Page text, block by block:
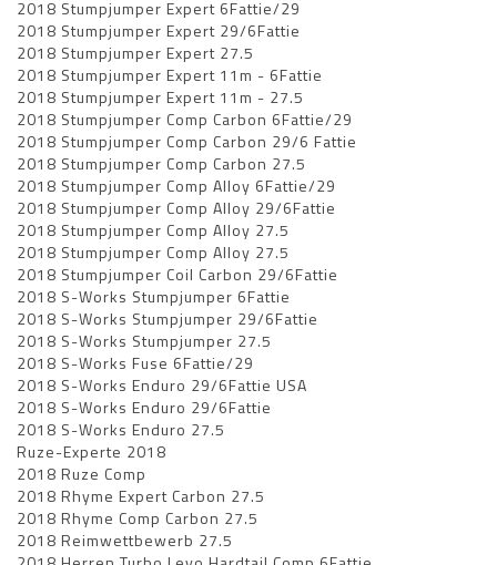
2018 Stumpjumper Expert 6Fattie/29
2018 Stumpjumper Expert 29/6Fattie
2018 Stumpjumper Expert 27.5
2018 Stumpjumper Expert 11m - 6Fattie
2018 Stumpjumper Expert 11m - 27.5
2018 Stumpjumper Comp Carbon 6Fattie/29
2018 Stumpjumper Comp Carbon 29/6 Fattie
2018 Stumpjumper Comp Carbon 27.5
2018 Stumpjumper Comp Alloy 6Fattie/29
2018 Stumpjumper Comp Alloy 29/6Fattie
2018 Stumpjumper Comp Alloy 27.5
2018 Stumpjumper Comp Alloy 27.5
2018 Stumpjumper Coil Carbon 29/6Fattie
2018 S-Works Stumpjumper 6Fattie
2018 S-Works Stumpjumper 29/6Fattie
2018 S-Works Stumpjumper 27.5
2018 S-Works Fuse 6Fattie/29
2018 S-Works Enduro 29/6Fattie USA
2018 S-Works Enduro 29/6Fattie
2018 S-Works Enduro 27.5
Ruze-Experte 2018
2018 Ruze Comp
2018 Rhyme Expert Carbon 27.5
2018 Rhyme Comp Carbon 27.5
2018 Reimwettbewerb 27.5